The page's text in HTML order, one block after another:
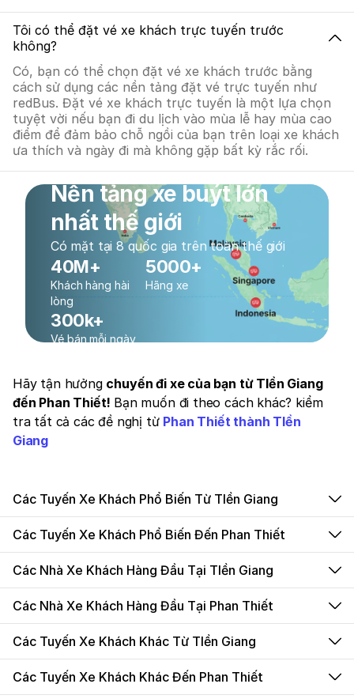
Tôi có thể đặt vé xe khách trực tuyến trước
không?
Có, bạn có thể chọn đặt vé xe khách trước bằng
cách sử dụng các nền tảng đặt vé trực tuyến như
redBus. Đặt vé xe khách trực tuyến là một lựa chọn
tuyệt vời nếu bạn đi du lịch vào mùa lễ hay mùa cao
điểm để đảm bảo chỗ ngồi của bạn trên loại xe khách
ưa thích và ngày đi mà không gặp bất kỳ rắc rối.
Nền tảng xe buýt lớn
nhất thế giới
Có mặt tại 8 quốc gia trên toàn thế giới
40M+
Khách hàng hài
lòng
5000+
Hãng xe
300k+
Vé bán mỗi ngày
Hãy tận hưởng chuyến đi xe của bạn từ TIền Giang
đến Phan Thiết! Bạn muốn đi theo cách khác? kiểm
tra tất cả các đề nghị từ Phan Thiết thành TIền
Giang
Các Tuyến Xe Khách Phổ Biến Từ TIền Giang
Các Tuyến Xe Khách Phổ Biến Đến Phan Thiết
Các Nhà Xe Khách Hàng Đầu Tại TIền Giang
Các Nhà Xe Khách Hàng Đầu Tại Phan Thiết
Các Tuyến Xe Khách Khác Từ TIền Giang
Các Tuyến Xe Khách Khác Đến Phan Thiết